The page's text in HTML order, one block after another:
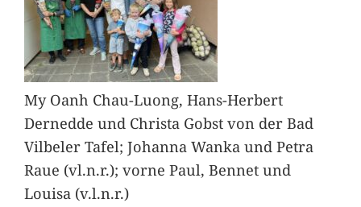
My Oanh Chau-Luong, Hans-Herbert
Dernedde und Christa Gobst von der Bad
Vilbeler Tafel; Johanna Wanka und Petra
Raue (vl.n.r.); vorne Paul, Bennet und
Louisa (v.l.n.r.)